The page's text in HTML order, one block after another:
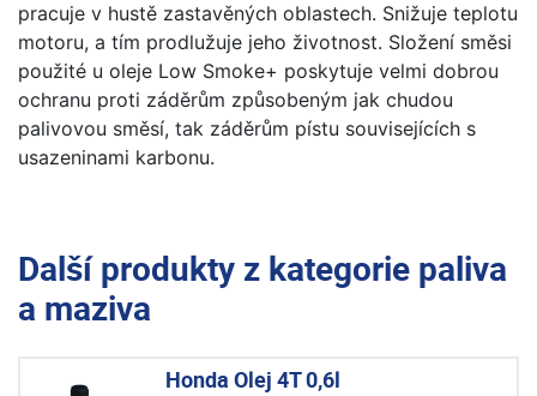
pracuje v hustě zastavěných oblastech. Snižuje teplotu
motoru, a tím prodlužuje jeho životnost. Složení směsi
použité u oleje Low Smoke+ poskytuje velmi dobrou
ochranu proti záděrům způsobeným jak chudou
palivovou směsí, tak záděrům pístu souvisejících s
usazeninami karbonu.
Další produkty z kategorie paliva
a maziva
Honda Olej 4T 0,6l